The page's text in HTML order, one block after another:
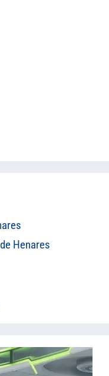
Henares